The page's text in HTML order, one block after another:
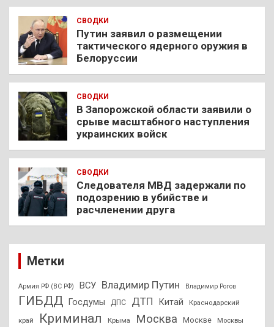
СВОДКИ
Путин заявил о размещении
тактического ядерного оружия в
Белоруссии
СВОДКИ
В Запорожской области заявили о
срыве масштабного наступления
украинских войск
СВОДКИ
Следователя МВД задержали по
подозрению в убийстве и
расчленении друга
Метки
Армия РФ (ВС РФ) ВСУ Владимир Путин Владимир Рогов
ГИБДД Госдумы ДПС ДТП Китай Краснодарский
край Криминал Крыма Москва Москве Москвы